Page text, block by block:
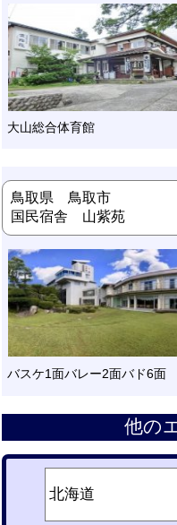
大山総合体育館
鳥取県 鳥取市
国民宿舎 山紫苑
バスケ1面バレー2面バド6面
他の